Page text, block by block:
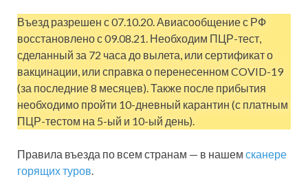
Въезд разрешен с 07.10.20. Авиасообщение с РФ
восстановлено с 09.08.21. Необходим ПЦР-тест,
сделанный за 72 часа до вылета, или сертификат о
вакцинации, или справка о перенесенном COVID-19
(за последние 8 месяцев). Также после прибытия
необходимо пройти 10-дневный карантин (с платным
ПЦР-тестом на 5-ый и 10-ый день).
Правила въезда по всем странам — в нашем сканере
горящих туров.